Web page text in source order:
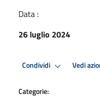
Data :
26 luglio 2024
Condividi Vedi
Categorie: